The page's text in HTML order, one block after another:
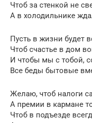
Чтоб за стенкой не
А в холодильнике
Пусть в жизни будет
Чтоб счастье в дом
И чтобы мы с тобой,
Все беды бытовые
Желаю, чтоб налоги
А премии в кармане
Чтоб в подъезде